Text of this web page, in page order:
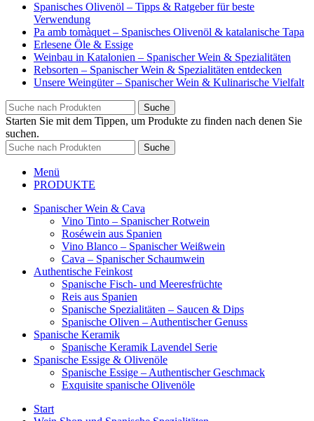
Spanisches Olivenöl – Tipps & Ratgeber für beste
Verwendung
Pa amb tomàquet – Spanisches Olivenöl & katalanische Tapa
Erlesene Öle & Essige
Weinbau in Katalonien – Spanischer Wein & Spezialitäten
Rebsorten – Spanischer Wein & Spezialitäten entdecken
Unsere Weingüter – Spanischer Wein & Kulinarische Vielfalt
Suche
Starten Sie mit dem Tippen, um Produkte zu finden nach denen Sie
suchen.
Suche
Menü
PRODUKTE
Spanischer Wein & Cava
Vino Tinto – Spanischer Rotwein
Roséwein aus Spanien
Vino Blanco – Spanischer Weißwein
Cava – Spanischer Schaumwein
Authentische Feinkost
Spanische Fisch- und Meeresfrüchte
Reis aus Spanien
Spanische Spezialitäten – Saucen & Dips
Spanische Oliven – Authentischer Genuss
Spanische Keramik
Spanische Keramik Lavendel Serie
Spanische Essige & Olivenöle
Spanische Essige – Authentischer Geschmack
Exquisite spanische Olivenöle
Start